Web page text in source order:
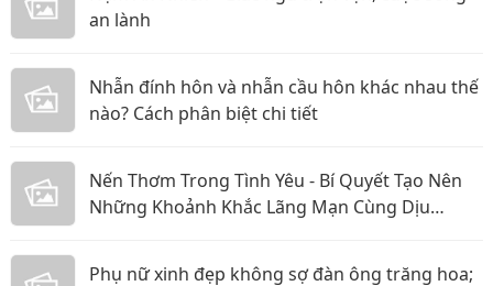
an lành
Nhẫn đính hôn và nhẫn cầu hôn khác nhau thế
nào? Cách phân biệt chi tiết
Nến Thơm Trong Tình Yêu - Bí Quyết Tạo Nên
Những Khoảnh Khắc Lãng Mạn Cùng Dịu
Phụ nữ xinh đẹp không sợ đàn ông trăng hoa;